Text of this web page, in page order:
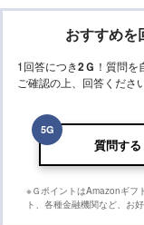
おすすめを
1回答につき2Ｇ ！質問を
ご確認の上、回答ください
5G
質問する
※ＧポイントはAmazonギフ
ト、各種金融機関など、お